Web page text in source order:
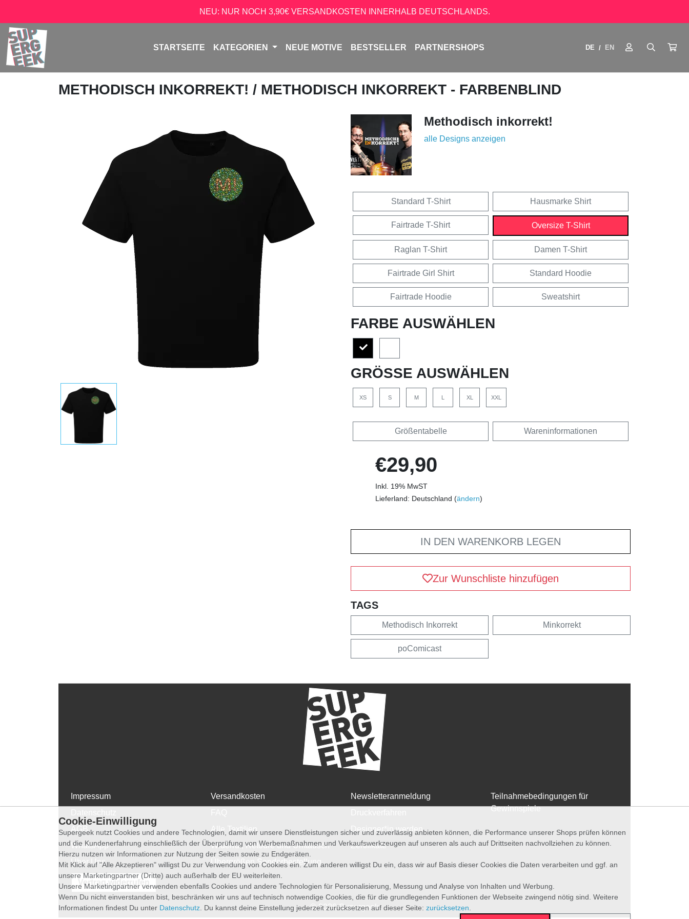
NEU: NUR NOCH 3,90€ VERSANDKOSTEN INNERHALB DEUTSCHLANDS.
STARTSEITE KATEGORIEN NEUE MOTIVE BESTSELLER PARTNERSHOPS DE / EN
METHODISCH INKORREKT! / METHODISCH INKORREKT - FARBENBLIND
Methodisch inkorrekt!
alle Designs anzeigen
Standard T-Shirt Hausmarke Shirt
Fairtrade T-Shirt Oversize T-Shirt
Raglan T-Shirt Damen T-Shirt
Fairtrade Girl Shirt Standard Hoodie
Fairtrade Hoodie Sweatshirt
FARBE AUSWÄHLEN
GRÖSSE AUSWÄHLEN
XS S M L XL XXL
Größentabelle Wareninformationen
€29,90
Inkl. 19% MwST
Lieferland: Deutschland (ändern)
IN DEN WARENKORB LEGEN
Zur Wunschliste hinzufügen
TAGS
Methodisch Inkorrekt Minkorrekt
poComicast
Impressum
WhatsApp
Über Uns
Versandkosten
Alle Textilien
Widerruf, Retoure und Umtausch
Übergrößen Sonderbestellung
Newsletteranmeldung
Designer*in werden
Zertifikate
Teilnahmebedingungen für
Gewinnspiele
Vertrag widerrufen
© 2026 Supergeek
Cookie-Einwilligung
Supergeek nutzt Cookies und andere Technologien, damit wir unsere Dienstleistungen sicher und zuverlässig anbieten können, die Performance unserer Shops prüfen können
und die Kundenerfahrung einschließlich der Überprüfung von Werbemaßnahmen und Verkaufswerkzeugen auf unseren als auch auf Drittseiten nachvollziehen zu können.
Hierzu nutzen wir Informationen zur Nutzung der Seiten sowie zu Endgeräten.
Mit Klick auf "Alle Akzeptieren" willigst Du zur Verwendung von Cookies ein. Zum anderen willigst Du ein, dass wir auf Basis dieser Cookies die Daten verarbeiten und ggf. an
unsere Marketingpartner (Dritte) auch außerhalb der EU weiterleiten.
Unsere Marketingpartner verwenden ebenfalls Cookies und andere Technologien für Personalisierung, Messung und Analyse von Inhalten und Werbung.
Wenn Du nicht einverstanden bist, beschränken wir uns auf technisch notwendige Cookies, die für die grundlegenden Funktionen der Webseite zwingend nötig sind. Weitere
Informationen findest Du unter Datenschutz . Du kannst deine Einstellung jederzeit zurücksetzen auf dieser Seite: zurücksetzen